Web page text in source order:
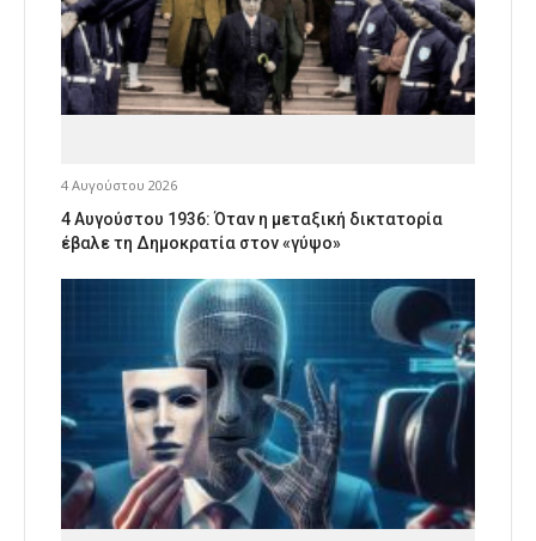
4 Αυγούστου 2026
4 Αυγούστου 1936: Όταν η μεταξική δικτατορία
έβαλε τη Δημοκρατία στον «γύψο»